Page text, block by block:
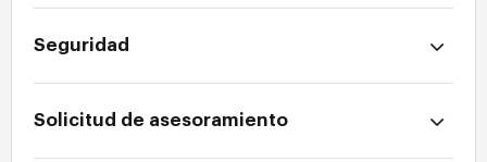
Seguridad
Solicitud de asesoramiento